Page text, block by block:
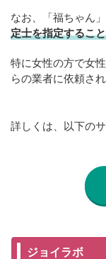
なお、「福ちゃん
定士を指定するこ
特に女性の方で女
らの業者に依頼さ
詳しくは、以下の
ジョイラボ